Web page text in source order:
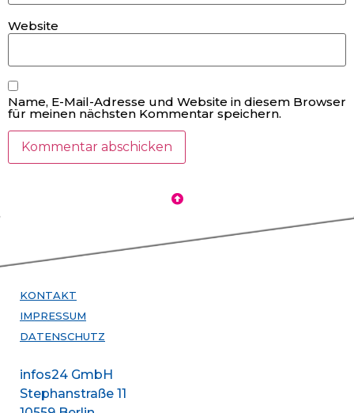
Website
Name, E-Mail-Adresse und Website in diesem Browser
für meinen nächsten Kommentar speichern.
KONTAKT
IMPRESSUM
DATENSCHUTZ
infos24 GmbH
Stephanstraße 11